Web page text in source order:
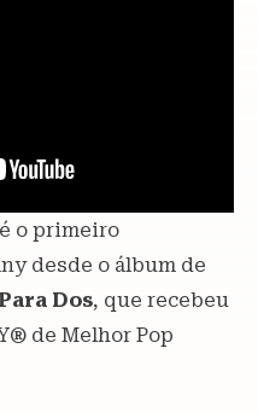
é o primeiro
desde o álbum de
Dos, que recebeu
de Melhor Pop